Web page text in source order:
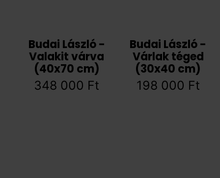
Budai László -
Valakit várva
(40x70 cm)
348 000 Ft
Budai László -
Várlak téged
(30x40 cm)
198 000 Ft